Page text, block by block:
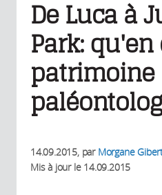
De Luca à
Park:
patrimoine
14.09.2015, par Morgane
Mis à jour le 14.09.2015